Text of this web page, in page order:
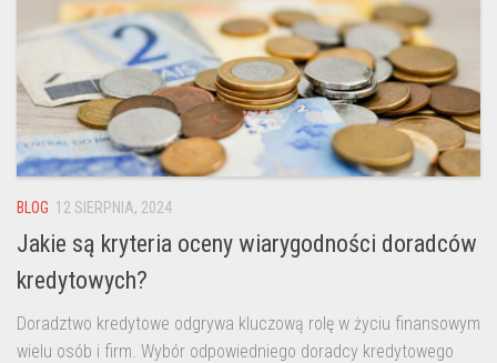
BLOG 12 SIERPNIA, 2024
Jakie są kryteria oceny wiarygodności doradców
kredytowych?
Doradztwo kredytowe odgrywa kluczową rolę w życiu finansowym
wielu osób i firm. Wybór odpowiedniego doradcy kredytowego